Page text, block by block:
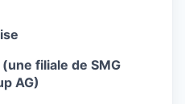
filiale de SMG
AG)